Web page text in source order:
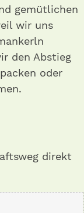
gemütlichen
wir uns
den Abstieg
oder
direkt